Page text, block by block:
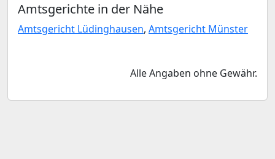
Amtsgerichte in der Nähe
Amtsgericht Lüdinghausen, Amtsgericht Münster
Alle Angaben ohne Gewähr.